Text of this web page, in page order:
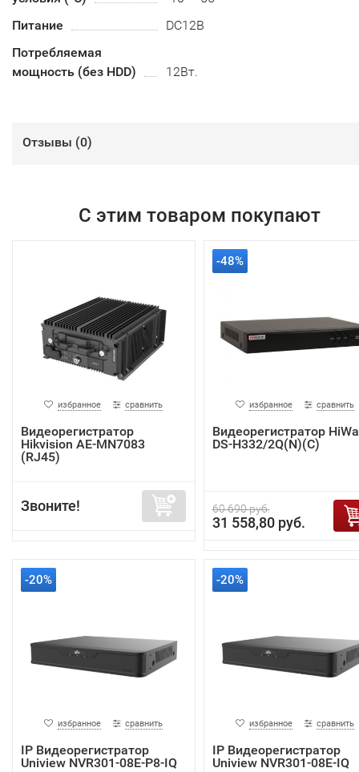
Питание
DC12В
Потребляемая
мощность (без HDD)
12Вт.
Отзывы (0)
С этим товаром покупают
избранное сравнить
Видеорегистратор
Hikvision AE-MN7083
(RJ45)
Звоните!
-48%
избранное сравнить
Видеорегистратор
DS-H332/2Q(N)(C)
60 690 руб.
31 558,80 руб.
-20%
избранное сравнить
IP Видеорегистратор
Uniview NVR301-08E-P8-IQ
-20%
избранное сравнить
IP Видеорегистратор
Uniview NVR301-08E-IQ